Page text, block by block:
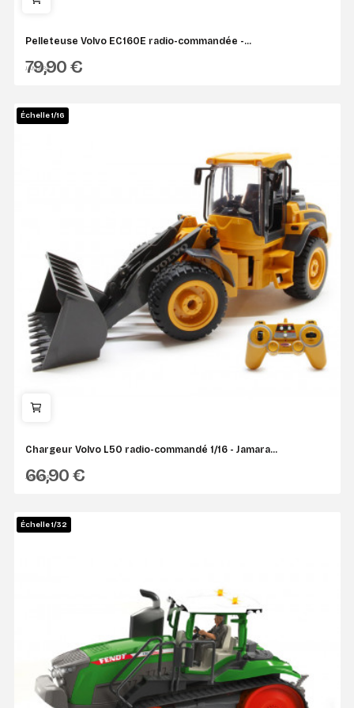
Pelleteuse Volvo EC160E radio-commandée -...
JAMARA
79,90 €
Échelle 1/16
Chargeur Volvo L50 radio-commandé 1/16 - Jamara...
JAMARA
66,90 €
Échelle 1/32